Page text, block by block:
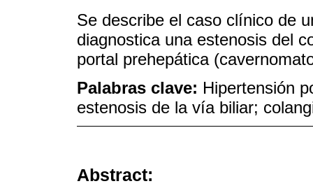
Se describe el caso clínico de
diagnostica una estenosis del
portal prehepática
Palabras clave: Hipertensión
estenosis de la vía biliar;
Abstract: